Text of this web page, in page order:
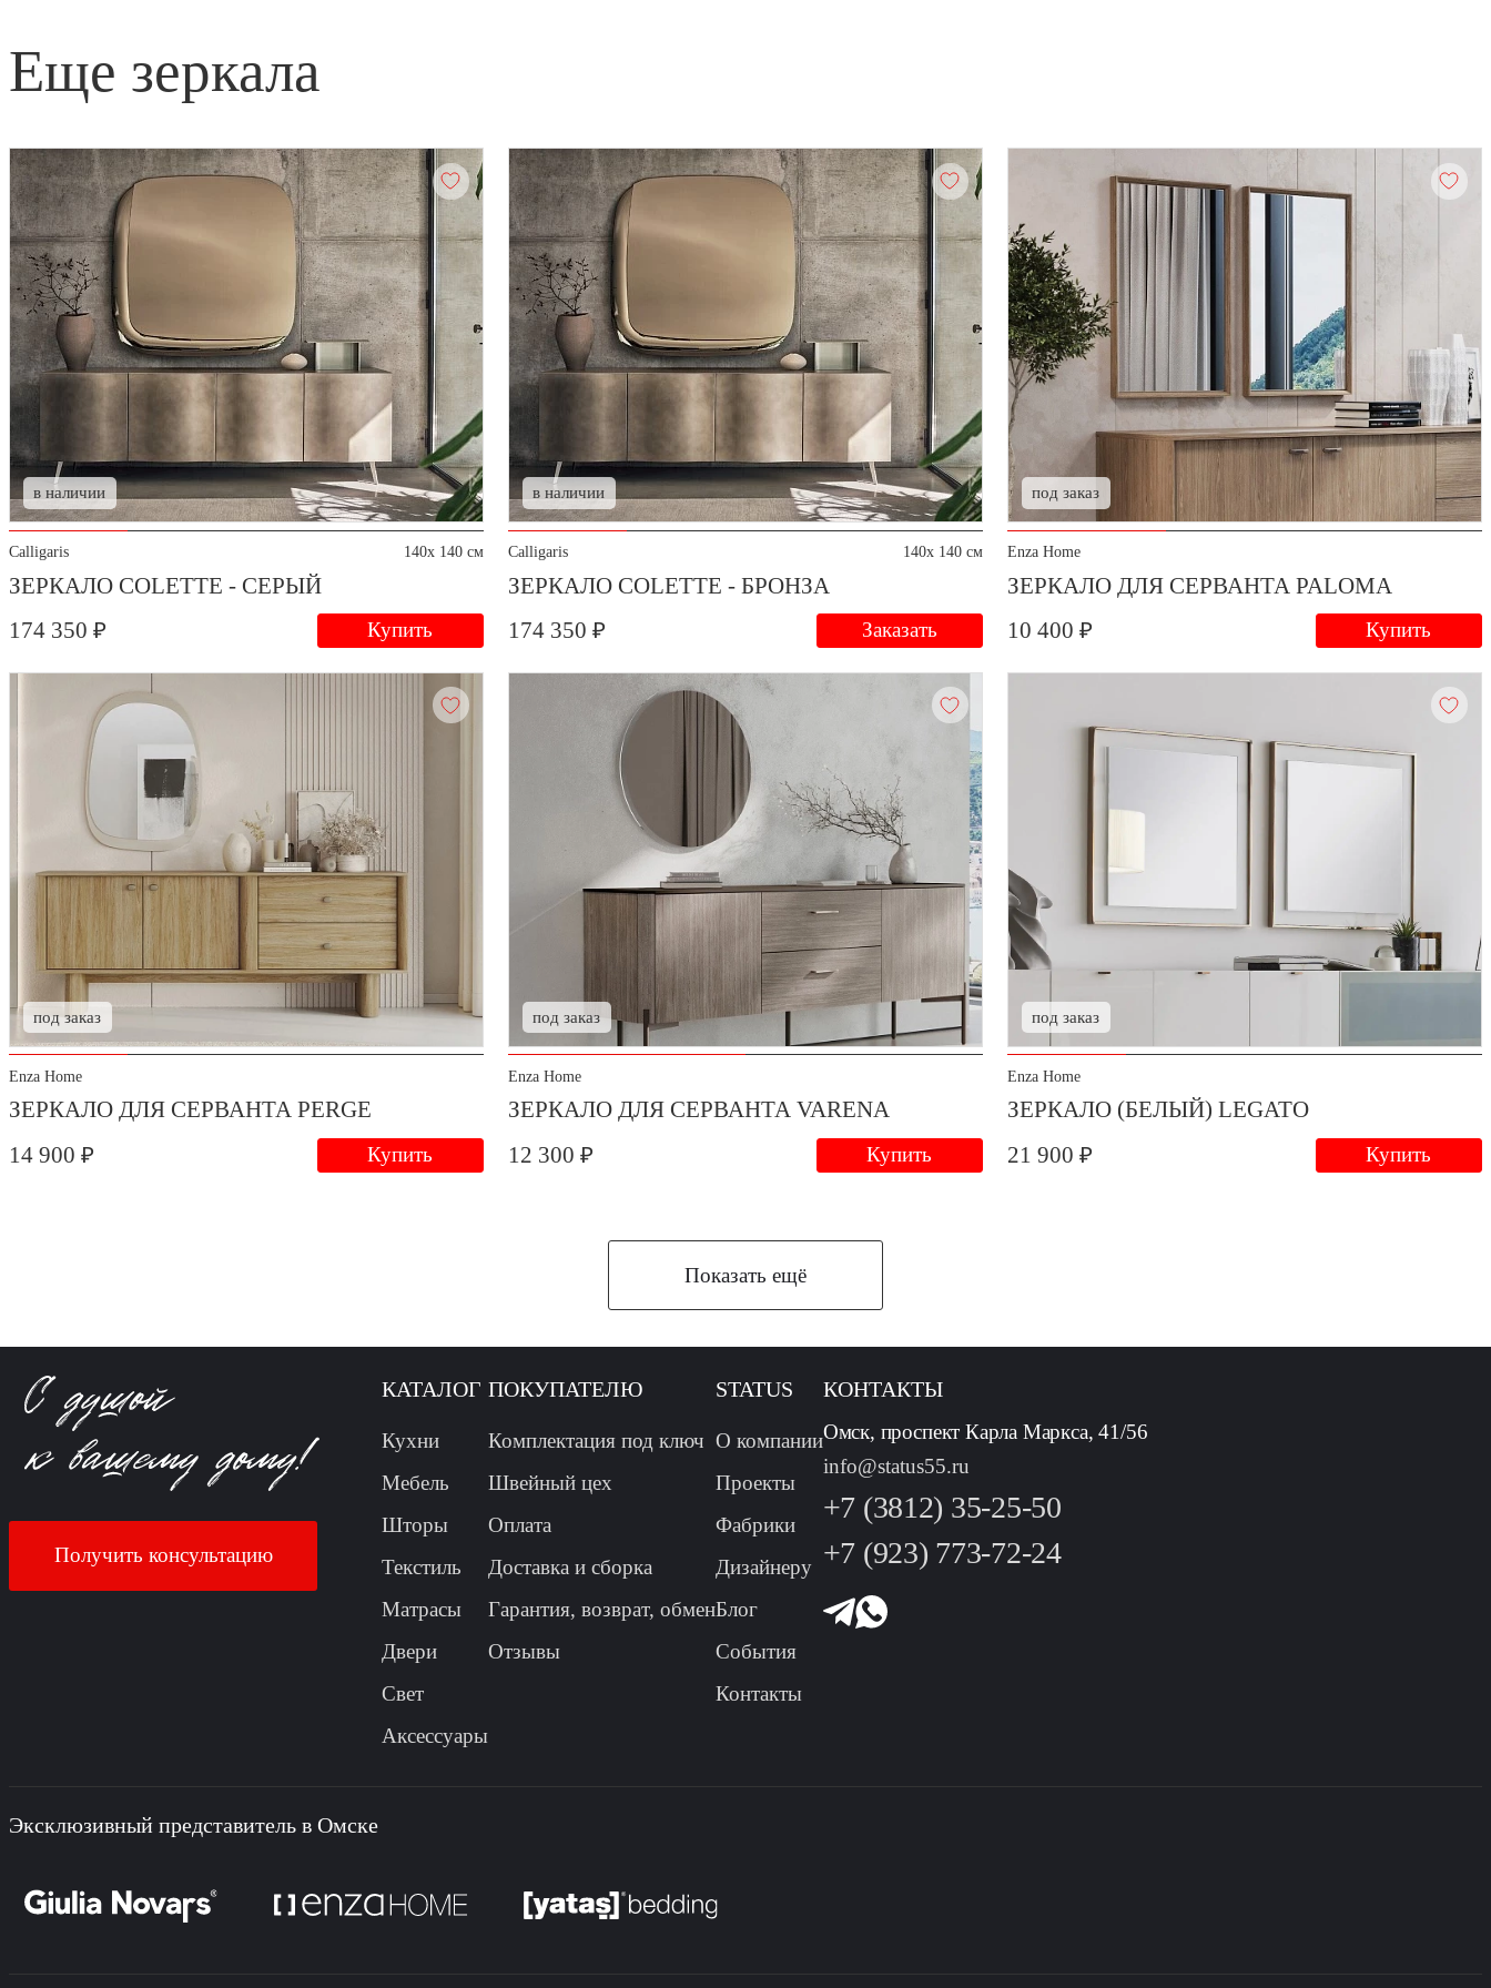
еще зеркала
в наличии
Calligaris 140x 140 см
ЗЕРКАЛО COLETTE - СЕРЫЙ
174 350 ₽
Купить
в наличии
Calligaris 140x 140 см
ЗЕРКАЛО COLETTE - БРОНЗА
174 350 ₽
Заказать
под заказ
Enza Home
ЗЕРКАЛО ДЛЯ СЕРВАНТА PALOMA
10 400 ₽
Купить
под заказ
Enza Home
ЗЕРКАЛО ДЛЯ СЕРВАНТА PERGE
14 900 ₽
Купить
под заказ
Enza Home
ЗЕРКАЛО ДЛЯ СЕРВАНТА VARENA
12 300 ₽
Купить
под заказ
Enza Home
ЗЕРКАЛО (БЕЛЫЙ) LEGATO
21 900 ₽
Купить
Показать ещё
Получить консультацию
КАТАЛОГ
Кухни
Мебель
Шторы
Текстиль
Матрасы
Двери
Свет
Аксессуары
ПОКУПАТЕЛЮ
Комплектация под ключ
Швейный цех
Оплата
Доставка и сборка
Гарантия, возврат, обмен
Отзывы
STATUS
О компании
Проекты
Фабрики
Дизайнеру
Блог
События
Контакты
КОНТАКТЫ
Омск, проспект Карла Маркса, 41/56
info@status55.ru
+7 (3812) 35-25-50
+7 (923) 773-72-24
Эксклюзивный представитель в Омске